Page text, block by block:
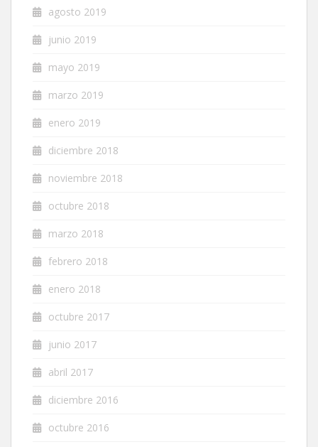
agosto 2019
junio 2019
mayo 2019
marzo 2019
enero 2019
diciembre 2018
noviembre 2018
octubre 2018
marzo 2018
febrero 2018
enero 2018
octubre 2017
junio 2017
abril 2017
diciembre 2016
octubre 2016